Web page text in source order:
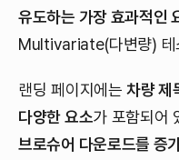
유도하는 가장 효과적인
Multivariate(다변량) 테
랜딩 페이지에는차량 제
다양한 요소가 포함되어
브로슈어 다운로드를 증